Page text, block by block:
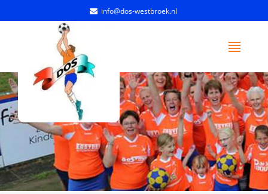
info@dos-westbroek.nl